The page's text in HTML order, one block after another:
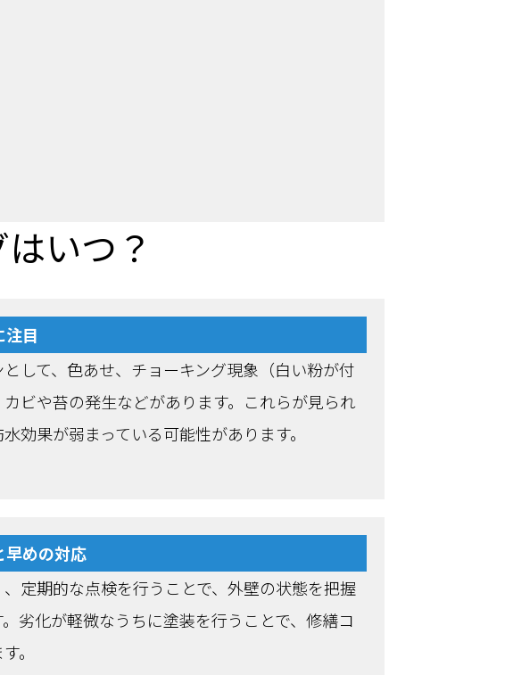
いつ？
注目
して、色あせ、チョーキング現象（白い粉が付
ビや苔の発生などがあります。これらが見られ
効果が弱まっている可能性があります。
早めの対応
定期的な点検を行うことで、外壁の状態を把握
劣化が軽微なうちに塗装を行うことで、修繕コ
。